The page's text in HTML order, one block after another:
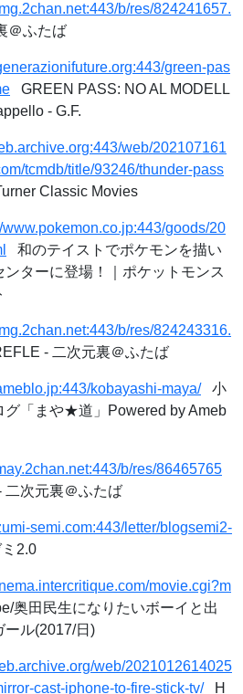
b/res/824241657.
＠ふたば
green-pas
GREEN PASS: NO AL MODELL
- G.F.
web/202107161
tcmdb/title/93246/thunder-pass
Classic Movies
www.pokemon.co.jp:443/goods/20
和のテイストでポケモンを描い
ターに登場！｜ポケットモンス
b/res/824243316.
- 二次元裏＠ふたば
kobayashi-maya/小
グ「まや★道」Powered by Ameb
b/res/86465765
次元裏＠ふたば
semi.com:443/letter/blogsemi2-
2.0
movie.cgi?m
奥田民生になりたいボーイと出
ール(2017/日)
web/2021012614025
cast-iphone-to-fire-stick-tv/H